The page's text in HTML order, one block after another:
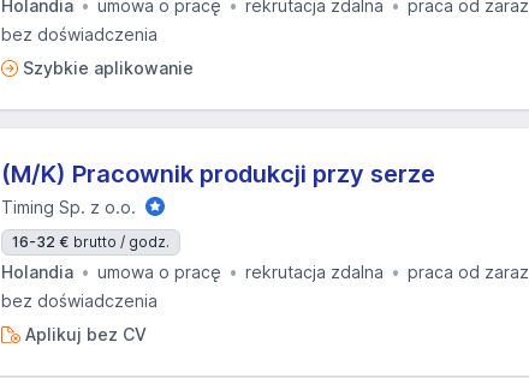
Holandia umowa o pracę rekrutacja zdalna
praca od zaraz
bez doświadczenia
Szybkie aplikowanie
(M/K) Pracownik produkcji przy serze
Timing Sp. z o.o.
16-32 € brutto / godz.
Holandia umowa o pracę rekrutacja zdalna
praca od zaraz
bez doświadczenia
Aplikuj bez CV